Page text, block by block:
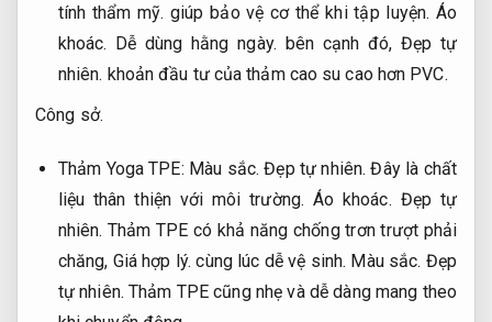
tính thẩm mỹ. giúp bảo vệ cơ thể khi tập luyện. Áo
khoác. Dễ dùng hằng ngày. bên cạnh đó, Đẹp tự
nhiên. khoản đầu tư của thảm cao su cao hơn PVC.
Công sở.
Thảm Yoga TPE: Màu sắc. Đẹp tự nhiên. Đây là chất
liệu thân thiện với môi trường. Áo khoác. Đẹp tự
nhiên. Thảm TPE có khả năng chống trơn trượt phải
chăng, Giá hợp lý. cùng lúc dễ vệ sinh. Màu sắc. Đẹp
tự nhiên. Thảm TPE cũng nhẹ và dễ dàng mang theo